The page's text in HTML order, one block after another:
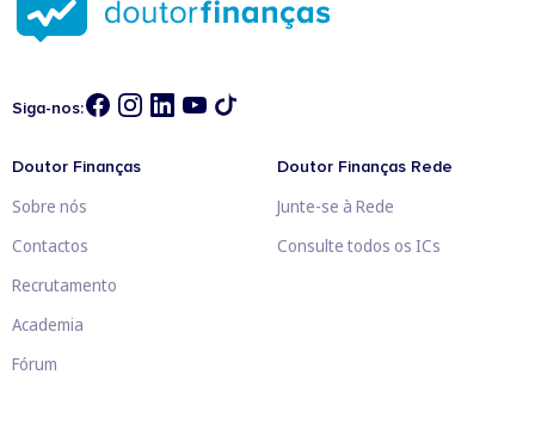
Siga-nos:
Doutor Finanças
Sobre nós
Contactos
Recrutamento
Academia
Fórum
Doutor Finanças Rede
Junte-se à Rede
Consulte todos os ICs